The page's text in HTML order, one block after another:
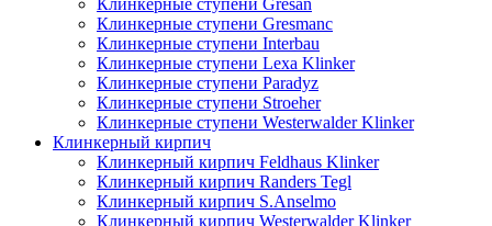
Клинкерные ступени Gresmanc
Клинкерные ступени Interbau
Клинкерные ступени Lexa Klinker
Клинкерные ступени Paradyz
Клинкерные ступени Stroeher
Клинкерные ступени Westerwalder Klinker
Клинкерный кирпич
Клинкерный кирпич Feldhaus Klinker
Клинкерный кирпич Randers Tegl
Клинкерный кирпич S.Anselmo
Клинкерный кирпич Westerwalder Klinker